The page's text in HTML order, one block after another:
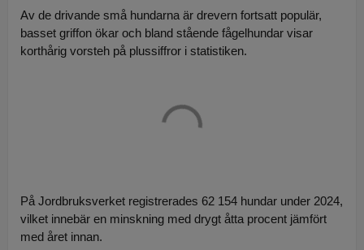
Av de drivande små hundarna är drevern fortsatt populär,
basset griffon ökar och bland stående fågelhundar visar
korthårig vorsteh på plussiffror i statistiken.
På Jordbruksverket registrerades 62 154 hundar under 2024,
vilket innebär en minskning med drygt åtta procent jämfört
med året innan.